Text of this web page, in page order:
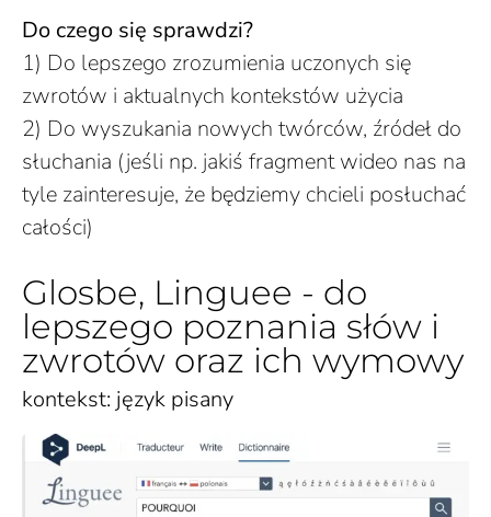
Do czego się sprawdzi?
1) Do lepszego zrozumienia uczonych się
zwrotów i aktualnych kontekstów użycia
2) Do wyszukania nowych twórców, źródeł do
słuchania (jeśli np. jakiś fragment wideo nas na
tyle zainteresuje, że będziemy chcieli posłuchać
całości)
Glosbe, Linguee - do
lepszego poznania słów i
zwrotów oraz ich wymowy
kontekst: język pisany